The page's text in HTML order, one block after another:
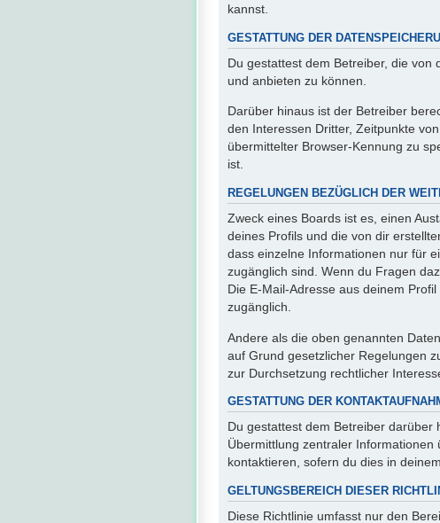
kannst.
GESTATTUNG DER
Du gestattest dem Betreiber, die
und anbieten zu können.
Darüber hinaus ist der Betreiber
den Interessen Dritter, Zeitpunkte
übermittelter Browser-Kennung zu
ist.
REGELUNGEN BEZÜGLICH DER
Zweck eines Boards ist es, einen
deines Profils und die von dir
dass einzelne Informationen nur für
zugänglich sind. Wenn du Fragen
Die E-Mail-Adresse aus deinem
zugänglich.
Andere als die oben genannten
auf Grund gesetzlicher Regelungen
zur Durchsetzung rechtlicher
GESTATTUNG DER
Du gestattest dem Betreiber
Übermittlung zentraler
kontaktieren, sofern du dies in
GELTUNGSBEREICH DIESER
Diese Richtlinie umfasst nur den